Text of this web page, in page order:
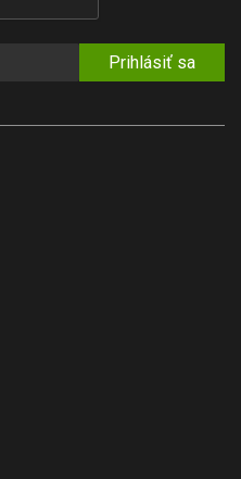
Prihlásiť sa